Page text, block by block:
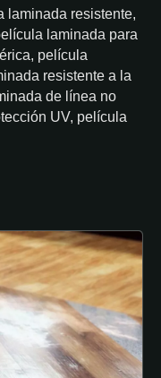
laminada resistente,
laminada para
película
resistente a la
de línea no
UV, película